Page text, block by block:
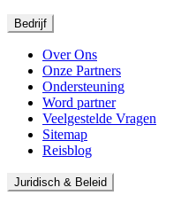
Bedrijf
Over Ons
Onze Partners
Ondersteuning
Word partner
Veelgestelde Vragen
Sitemap
Reisblog
Juridisch & Beleid